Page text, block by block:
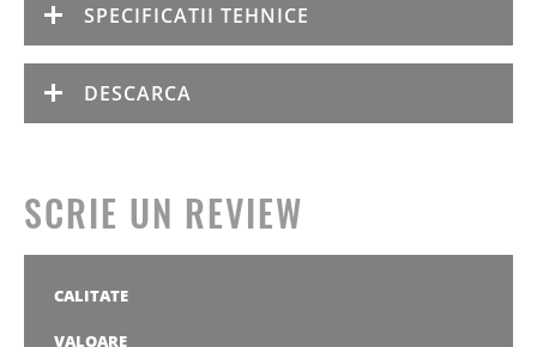
SPECIFICATII TEHNICE
DESCARCA
SCRIE UN REVIEW
CALITATE
stea
stele
stele
stele
stele
VALOARE